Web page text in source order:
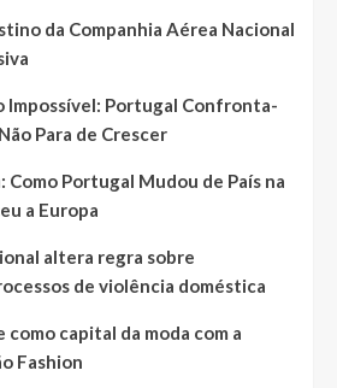
da Companhia Aérea Nacional
Impossível: Portugal Confronta-
Para de Crescer
Como Portugal Mudou de País na
a Europa
altera regra sobre
de violência doméstica
como capital da moda com a
Fashion